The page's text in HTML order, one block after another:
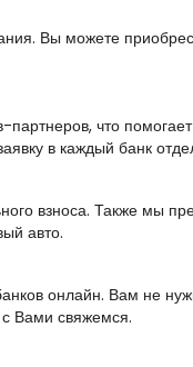
Вы можете
что помогает
в каждый банк
взноса. Также мы
авто.
онлайн. Вам не
с Вами свяжемся.